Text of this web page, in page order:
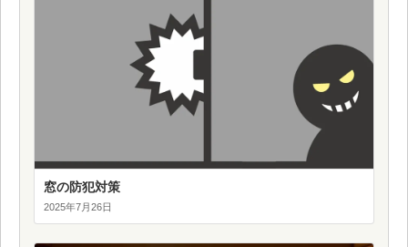
窓の防犯対策
2025年7月26日